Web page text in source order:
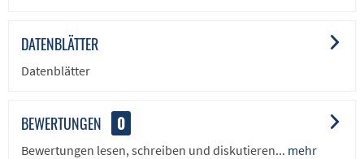
DATENBLÄTTER
Datenblätter
BEWERTUNGEN 0
Bewertungen lesen, schreiben und diskutieren... mehr